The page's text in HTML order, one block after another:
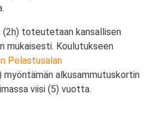
toteutetaan kansallisen
mukaisesti. Koulutukseen
Pelastusalan
myöntämän alkusammutuskortin
viisi (5) vuotta.